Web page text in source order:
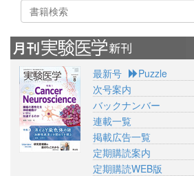
最新号
Puzzle
次号案内
バックナンバー
連載一覧
掲載広告一覧
定期購読案内
定期購読WEB版